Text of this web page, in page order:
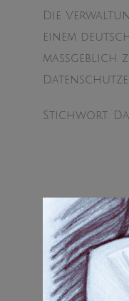
Die
einem
maßgeblich
Stichwort: